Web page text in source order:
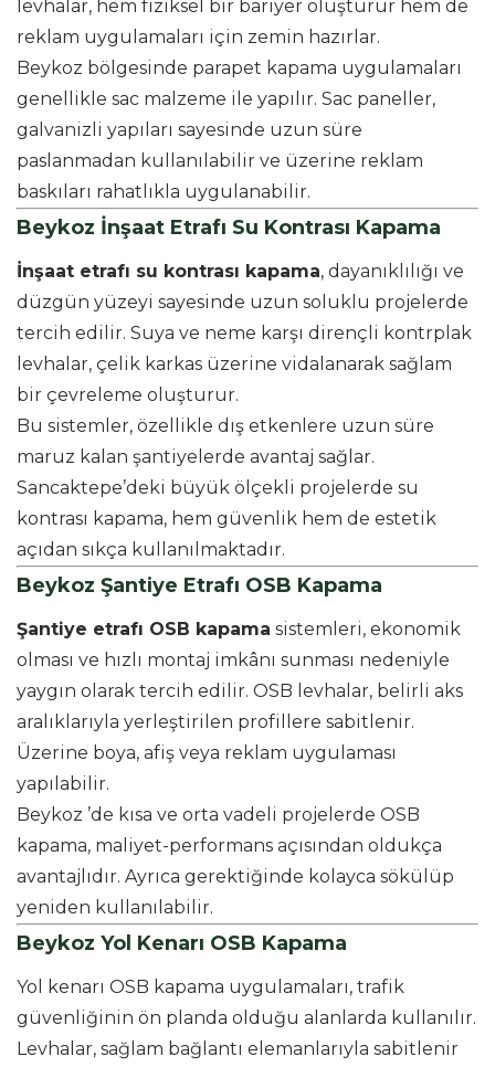
levhalar, hem fiziksel bir bariyer oluşturur hem de
reklam uygulamaları için zemin hazırlar.
Beykoz bölgesinde parapet kapama uygulamaları
genellikle sac malzeme ile yapılır. Sac paneller,
galvanizli yapıları sayesinde uzun süre
paslanmadan kullanılabilir ve üzerine reklam
baskıları rahatlıkla uygulanabilir.
Beykoz İnşaat Etrafı Su Kontrası Kapama
İnşaat etrafı su kontrası kapama, dayanıklılığı ve
düzgün yüzeyi sayesinde uzun soluklu projelerde
tercih edilir. Suya ve neme karşı dirençli kontrplak
levhalar, çelik karkas üzerine vidalanarak sağlam
bir çevreleme oluşturur.
Bu sistemler, özellikle dış etkenlere uzun süre
maruz kalan şantiyelerde avantaj sağlar.
Sancaktepe’deki büyük ölçekli projelerde su
kontrası kapama, hem güvenlik hem de estetik
açıdan sıkça kullanılmaktadır.
Beykoz Şantiye Etrafı OSB Kapama
Şantiye etrafı OSB kapama sistemleri, ekonomik
olması ve hızlı montaj imkânı sunması nedeniyle
yaygın olarak tercih edilir. OSB levhalar, belirli aks
aralıklarıyla yerleştirilen profillere sabitlenir.
Üzerine boya, afiş veya reklam uygulaması
yapılabilir.
Beykoz ’de kısa ve orta vadeli projelerde OSB
kapama, maliyet-performans açısından oldukça
avantajlıdır. Ayrıca gerektiğinde kolayca sökülüp
yeniden kullanılabilir.
Beykoz Yol Kenarı OSB Kapama
Yol kenarı OSB kapama uygulamaları, trafik
güvenliğinin ön planda olduğu alanlarda kullanılır.
Levhalar, sağlam bağlantı elemanlarıyla sabitlenir